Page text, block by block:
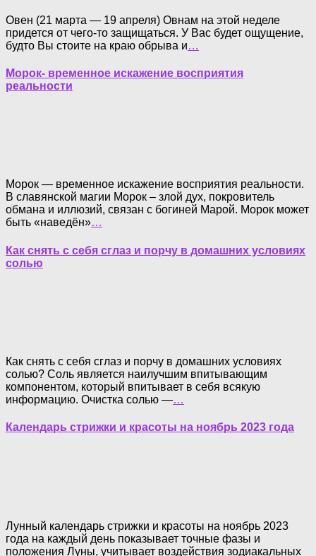
Овен (21 марта — 19 апреля) Овнам на этой неделе
придется от чего-то защищаться. У Вас будет ощущение,
будто Вы стоите на краю обрыва и…
Морок- временное искажение восприятия
реальности
Морок — временное искажение восприятия реальности.
В славянской магии Морок – злой дух, покровитель
обмана и иллюзий, связан с богиней Марой. Морок может
быть «наведён»…
Как снять с себя сглаз и порчу в домашних условиях
солью
Как снять с себя сглаз и порчу в домашних условиях
солью? Соль является наилучшим впитывающим
компонентом, который впитывает в себя всякую
информацию. Очистка солью —…
Календарь стрижки и красоты на ноябрь 2023 года
Лунный календарь стрижки и красоты на ноябрь 2023
года на каждый день показывает точные фазы и
положения Луны, учитывает воздействия зодиакальных